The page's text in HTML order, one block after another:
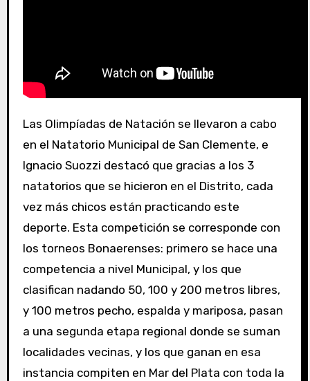
Las Olimpíadas de Natación se llevaron a cabo
en el Natatorio Municipal de San Clemente, e
Ignacio Suozzi destacó que gracias a los 3
natatorios que se hicieron en el Distrito, cada
vez más chicos están practicando este
deporte. Esta competición se corresponde con
los torneos Bonaerenses: primero se hace una
competencia a nivel Municipal, y los que
clasifican nadando 50, 100 y 200 metros libres,
y 100 metros pecho, espalda y mariposa, pasan
a una segunda etapa regional donde se suman
localidades vecinas, y los que ganan en esa
instancia compiten en Mar del Plata con toda la